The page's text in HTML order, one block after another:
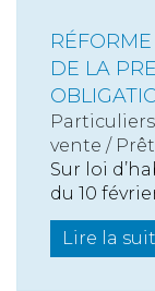
DE LA
Particuliers
vente /
Sur loi
du 10 février
Lire la